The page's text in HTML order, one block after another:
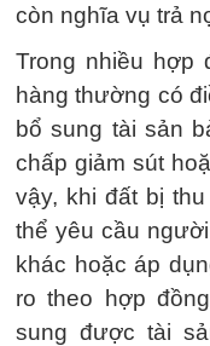
còn nghĩa vụ trả
Trong nhiều hợp
hàng thường có
bổ sung tài sản
chấp giảm sút
vậy, khi đất bị
thể yêu cầu
khác hoặc áp
ro theo hợp
sung được tài